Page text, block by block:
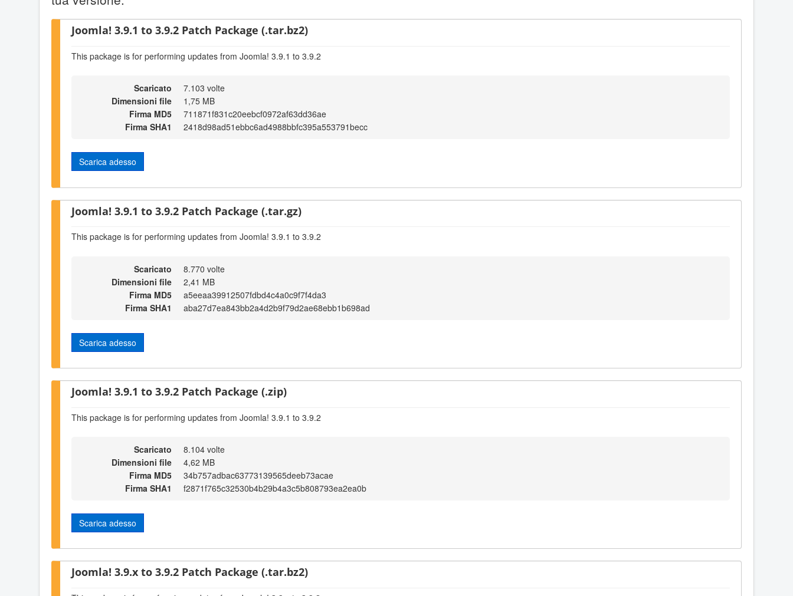
Joomla! 3.9.1 to 3.9.2 Patch Package (.tar.bz2)
This package is for performing updates from Joomla! 3.9.1 to 3.9.2
Scaricato
7.103 volte
Dimensioni file
1,75 MB
Firma MD5
711871f831c20eebcf0972af63dd36ae
Firma SHA1
2418d98ad51ebbc6ad4988bbfc395a553791becc
Scarica adesso
Joomla! 3.9.1 to 3.9.2 Patch Package (.tar.gz)
This package is for performing updates from Joomla! 3.9.1 to 3.9.2
Scaricato
8.770 volte
Dimensioni file
2,41 MB
Firma MD5
a5eeaa39912507fdbd4c4a0c9f7f4da3
Firma SHA1
aba27d7ea843bb2a4d2b9f79d2ae68ebb1b698ad
Scarica adesso
Joomla! 3.9.1 to 3.9.2 Patch Package (.zip)
This package is for performing updates from Joomla! 3.9.1 to 3.9.2
Scaricato
8.104 volte
Dimensioni file
4,62 MB
Firma MD5
34b757adbac63773139565deeb73acae
Firma SHA1
f2871f765c32530b4b29b4a3c5b808793ea2ea0b
Scarica adesso
Joomla! 3.9.x to 3.9.2 Patch Package (.tar.bz2)